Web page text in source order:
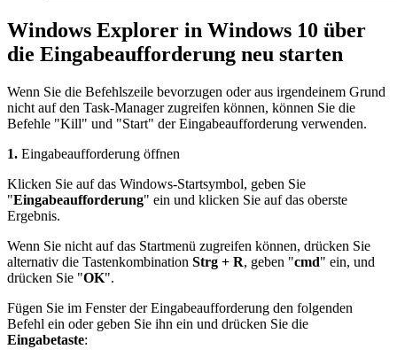
Windows Explorer in Windows 10 über
die Eingabeaufforderung neu starten
Wenn Sie die Befehlszeile bevorzugen oder aus irgendeinem Grund
nicht auf den Task-Manager zugreifen können, können Sie die
Befehle "Kill" und "Start" der Eingabeaufforderung verwenden.
1. Eingabeaufforderung öffnen
Klicken Sie auf das Windows-Startsymbol, geben Sie
"Eingabeaufforderung" ein und klicken Sie auf das oberste
Ergebnis.
Wenn Sie nicht auf das Startmenü zugreifen können, drücken Sie
alternativ die Tastenkombination Strg + R, geben "cmd" ein, und
drücken Sie "OK".
Fügen Sie im Fenster der Eingabeaufforderung den folgenden
Befehl ein oder geben Sie ihn ein und drücken Sie die
Eingabetaste: